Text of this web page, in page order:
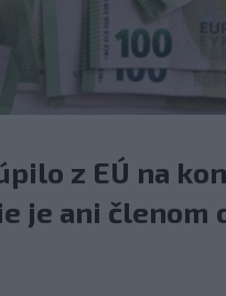
z EÚ na
je ani členom